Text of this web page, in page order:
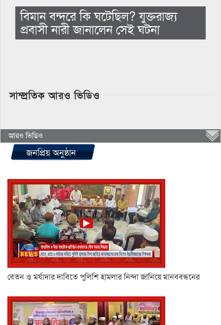
বিমান বন্দরে কি ঘটেছিল? যুক্তরাজ্য
প্রবাসী নারী জানালেন সেই ঘটনা
সাম্প্রতিক আরও ভিডিও
আরও ভিডিও
জনপ্রিয় অনুষ্ঠান
বেতন ও মর্যাদার দাবিতে পুলিশি হামলার নিন্দা জানিয়ে মানববন্ধনের